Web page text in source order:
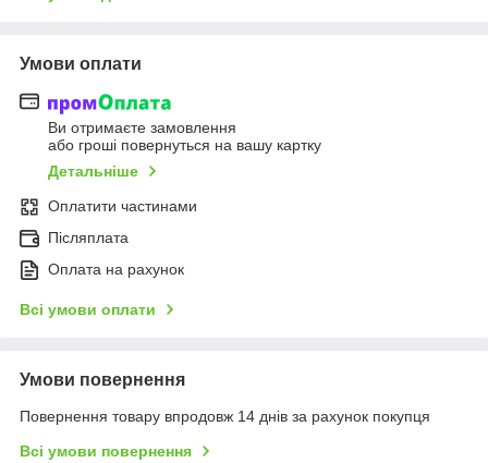
Умови оплати
Ви отримаєте замовлення
або гроші повернуться на вашу картку
Детальніше
Оплатити частинами
Післяплата
Оплата на рахунок
Всі умови оплати
Умови повернення
Повернення товару впродовж 14 днів за рахунок покупця
Всі умови повернення